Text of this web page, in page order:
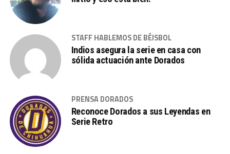
STAFF HABLEMOS DE BÉISBOL
Indios asegura la serie en casa con
sólida actuación ante Dorados
PRENSA DORADOS
Reconoce Dorados a sus Leyendas en
Serie Retro